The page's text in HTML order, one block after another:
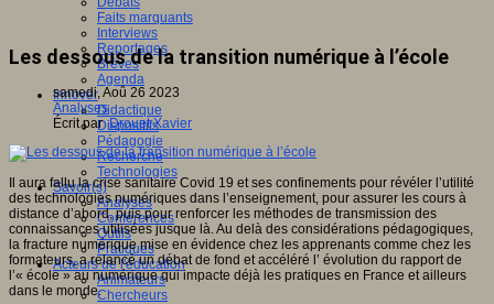
Faits marquants
Interviews
Reportages
Brèves
Agenda
Innover
Didactique
Dispositifs
Pédagogie
Recherche
Technologies
Savoir(s)
Analyses
Conférences
Outils
Pratiques
Acteurs de l'éducation
Animateurs
Chercheurs
Les dessous de la transition numérique à l’école
samedi, Aoû 26 2023
Analyses
Écrit parDrouet Xavier
Il aura fallu la crise sanitaire Covid 19 et ses confinements pour révéler l’utilité
des technologies numériques dans l’enseignement, pour assurer les cours à
distance d’abord, puis pour renforcer les méthodes de transmission des
connaissances utilisées jusque là. Au delà des considérations pédagogiques,
la fracture numérique mise en évidence chez les apprenants comme chez les
formateurs, a relancé un débat de fond et accéléré l’ évolution du rapport de
l’« école » au numérique qui impacte déjà les pratiques en France et ailleurs
dans le monde.